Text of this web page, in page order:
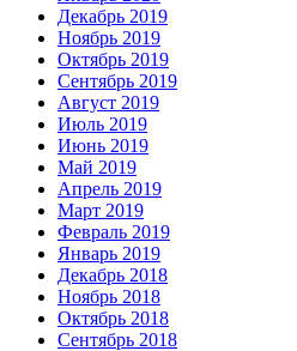
Декабрь 2019
Ноябрь 2019
Октябрь 2019
Сентябрь 2019
Август 2019
Июль 2019
Июнь 2019
Май 2019
Апрель 2019
Март 2019
Февраль 2019
Январь 2019
Декабрь 2018
Ноябрь 2018
Октябрь 2018
Сентябрь 2018